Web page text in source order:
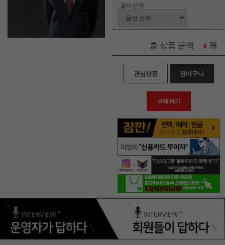
결제선택
총 상품 금액 0 원
관심상품 장바구니
구매하기